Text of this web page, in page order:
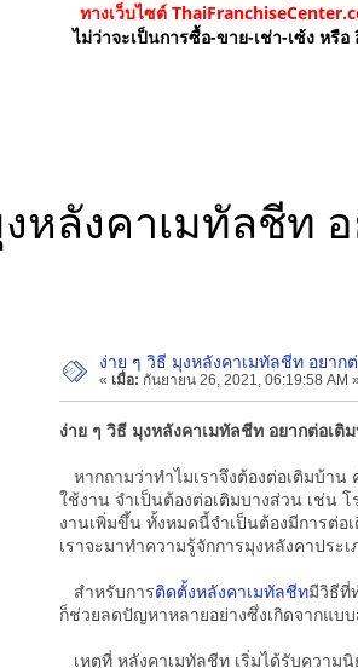
ทางเว็บไซต์
ไม่ว่าจะเป็นการซื้อ-ขาย-เช่า-เซ้ง ห
งหลังคาเมทัลชีท
ง่าย ๆ วิธี มุงหลังคาเมทัลชีท อยา
« เมื่อ: กันยายน 26, 2021, 06:19:58 AM »
ง่าย ๆ วิธี มุงหลังคาเมทัลชีท อยากต่อเ
หากถามว่าทำไมเราจึงต้องต่อเติมบ้า
ใช้งาน จำเป็นต้องต่อเติมบางส่วน เช่น
งานเพิ่มขึ้น ทั้งหมดนี้จำเป็นต้องมีการต่
เราจะมาทำความรู้จักการมุงหลังคาประ
สำหรับการติดตั้งหลังคาเมทัลชีทมีวิธีที่
ก็ช่วยลดปัญหาหลายอย่างซึ่งเกิดจากแบ
เหตุที่ หลังคาเมทัลชีท เริ่มได้รับความ